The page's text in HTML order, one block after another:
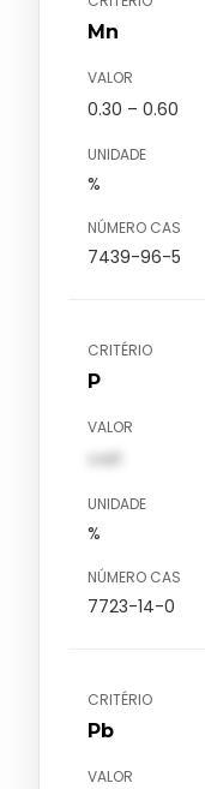
Mn
VALOR
0.30 – 0.60
UNIDADE
%
NÚMERO CAS
7439-96-5
CRITÉRIO
P
VALOR
val1
UNIDADE
%
NÚMERO CAS
7723-14-0
CRITÉRIO
Pb
VALOR